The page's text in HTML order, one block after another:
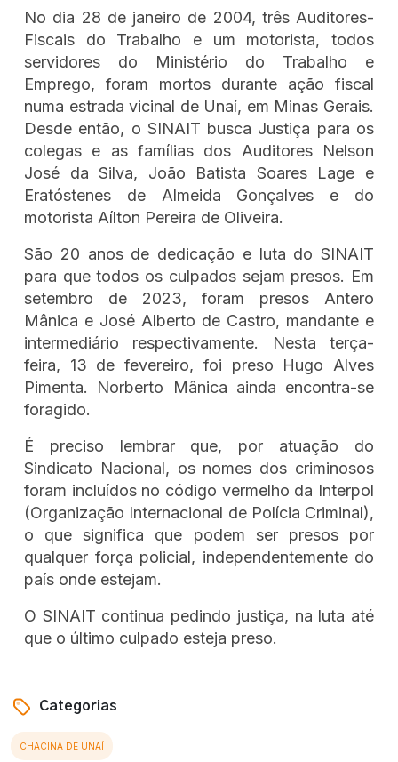
No dia 28 de janeiro de 2004, três Auditores-
Fiscais do Trabalho e um motorista, todos
servidores do Ministério do Trabalho e
Emprego, foram mortos durante ação fiscal
numa estrada vicinal de Unaí, em Minas Gerais.
Desde então, o SINAIT busca Justiça para os
colegas e as famílias dos Auditores Nelson
José da Silva, João Batista Soares Lage e
Eratóstenes de Almeida Gonçalves e do
motorista Aílton Pereira de Oliveira.
São 20 anos de dedicação e luta do SINAIT
para que todos os culpados sejam presos. Em
setembro de 2023, foram presos Antero
Mânica e José Alberto de Castro, mandante e
intermediário respectivamente. Nesta terça-
feira, 13 de fevereiro, foi preso Hugo Alves
Pimenta. Norberto Mânica ainda encontra-se
foragido.
É preciso lembrar que, por atuação do
Sindicato Nacional, os nomes dos criminosos
foram incluídos no código vermelho da Interpol
(Organização Internacional de Polícia Criminal),
o que significa que podem ser presos por
qualquer força policial, independentemente do
país onde estejam.
O SINAIT continua pedindo justiça, na luta até
que o último culpado esteja preso.
Categorias
CHACINA DE UNAÍ